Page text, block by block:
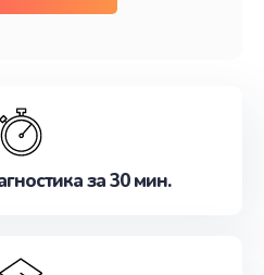
за 30 мин.